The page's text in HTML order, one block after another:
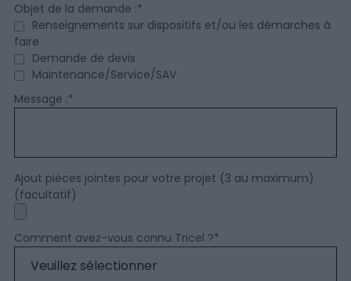
Objet de la demande :*
Renseignements sur dispositifs et/ou les démarches à
faire
Demande de devis
Maintenance/Service/SAV
Message :*
Ajout pièces jointes pour votre projet (3 au maximum)
(facultatif)
Comment avez-vous connu Tricel ?*